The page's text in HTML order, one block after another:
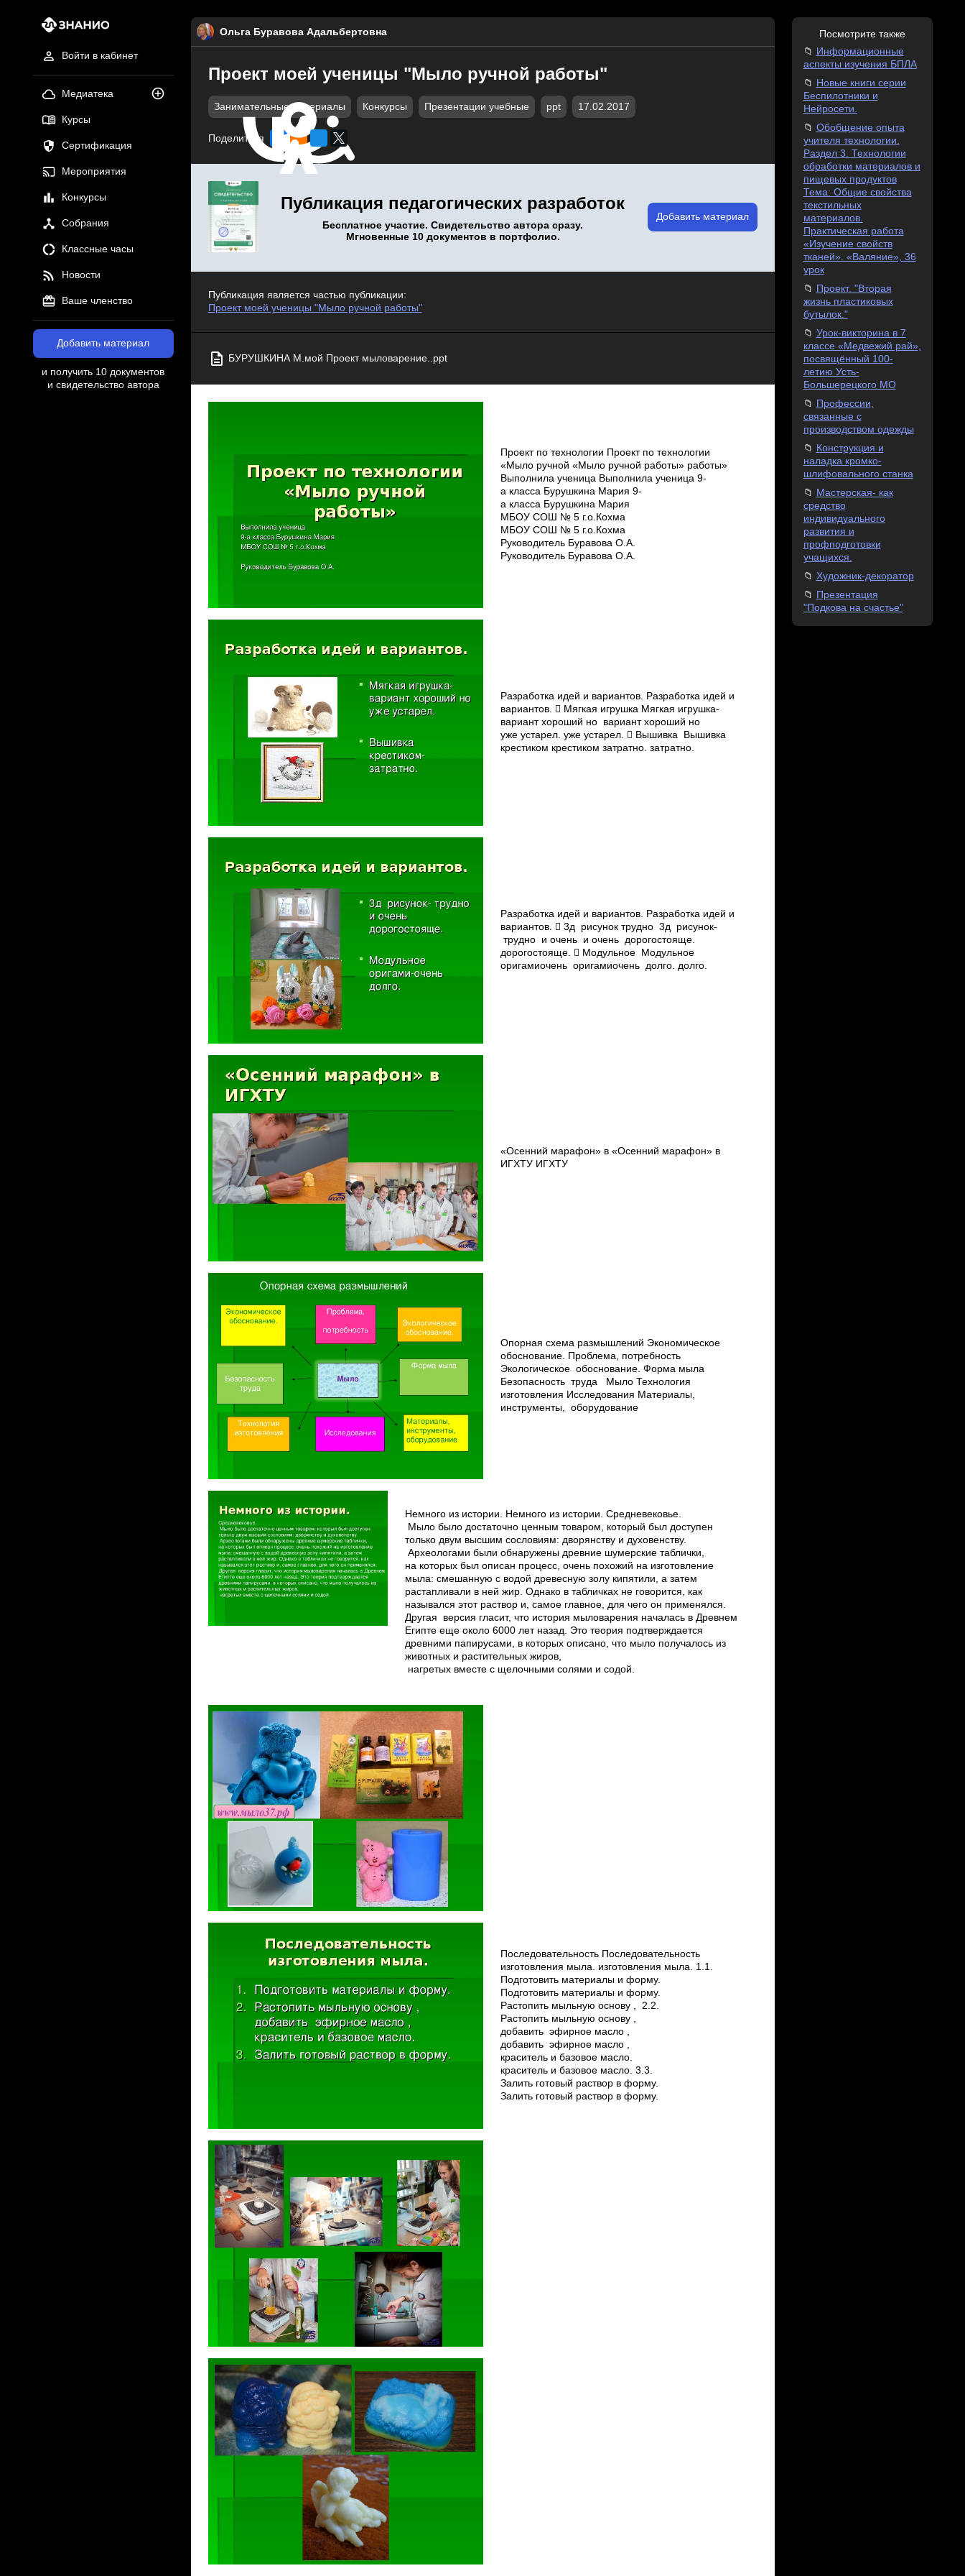
Войти в кабинет
Медиатека
Курсы
Сертификация
Мероприятия
Конкурсы
Собрания
Классные часы
Новости
Ваше членство
Добавить материал
и получить 10 документов
и свидетельство автора
Ольга Буравова Адальбертовна
Проект моей ученицы "Мыло ручной работы"
Занимательные материалы Конкурсы Презентации учебные ppt 17.02.2017
Поделиться
Публикация педагогических разработок
Бесплатное участие. Свидетельство автора сразу.
Мгновенные 10 документов в портфолио.
Добавить материал
Публикация является частью публикации:
Проект моей ученицы "Мыло ручной работы"
БУРУШКИНА М.мой Проект мыловарение..ppt
Проект по технологии Проект по технологии
«Мыло ручной «Мыло ручной работы» работы»
Выполнила ученица Выполнила ученица 9­
а класса Бурушкина Мария 9­
а класса Бурушкина Мария
МБОУ СОШ № 5 г.о.Кохма
МБОУ СОШ № 5 г.о.Кохма
Руководитель Буравова О.А.
Руководитель Буравова О.А.
Разработка идей и вариантов. Разработка идей и
вариантов.  Мягкая игрушка­ Мягкая игрушка­
вариант хороший но вариант хороший но
уже устарел. уже устарел.  Вышивка Вышивка
крестиком­ крестиком­ затратно. затратно.
Разработка идей и вариантов. Разработка идей и
вариантов.  3д рисунок­ трудно 3д рисунок­
трудно и очень и очень дорогостояще.
дорогостояще.  Модульное Модульное
оригами­очень оригами­очень долго. долго.
«Осенний марафон» в «Осенний марафон» в
ИГХТУ ИГХТУ
Опорная схема размышлений Экономическое
обоснование. Проблема, потребность
Экологическое обоснование. Форма мыла
Безопасность труда Мыло Технология
изготовления Исследования Материалы,
инструменты, оборудование
Немного из истории. Немного из истории. Средневековье.
Мыло было достаточно ценным товаром, который был доступен
только двум высшим сословиям: дворянству и духовенству.
Археологами были обнаружены древние шумерские таблички,
на которых был описан процесс, очень похожий на изготовление
мыла: смешанную с водой древесную золу кипятили, а затем
растапливали в ней жир. Однако в табличках не говорится, как
назывался этот раствор и, самое главное, для чего он применялся.
Другая версия гласит, что история мыловарения началась в Древнем
Египте еще около 6000 лет назад. Это теория подтверждается
древними папирусами, в которых описано, что мыло получалось из
животных и растительных жиров,
нагретых вместе с щелочными солями и содой.
Последовательность Последовательность
изготовления мыла. изготовления мыла. 1.1.
Подготовить материалы и форму.
Подготовить материалы и форму.
Растопить мыльную основу , 2.2.
Растопить мыльную основу ,
добавить эфирное масло ,
добавить эфирное масло ,
краситель и базовое масло.
краситель и базовое масло. 3.3.
Залить готовый раствор в форму.
Залить готовый раствор в форму.
Посмотрите также
Информационные
аспекты изучения БПЛА
Новые книги серии
Беспилотники и
Нейросети.
Обобщение опыта
учителя технологии.
Раздел 3. Технологии
обработки материалов и
пищевых продуктов
Тема: Общие свойства
текстильных
материалов.
Практическая работа
«Изучение свойств
тканей». «Валяние», 36
урок
Проект. "Вторая
жизнь пластиковых
бутылок."
Урок-викторина в 7
классе «Медвежий рай»,
посвящённый 100-
летию Усть-
Большерецкого МО
Профессии,
связанные с
производством одежды
Конструкция и
наладка кромко-
шлифовального станка
Мастерская- как
средство
индивидуального
развития и
профподготовки
учащихся.
Художник-декоратор
Презентация
"Подкова на счастье"